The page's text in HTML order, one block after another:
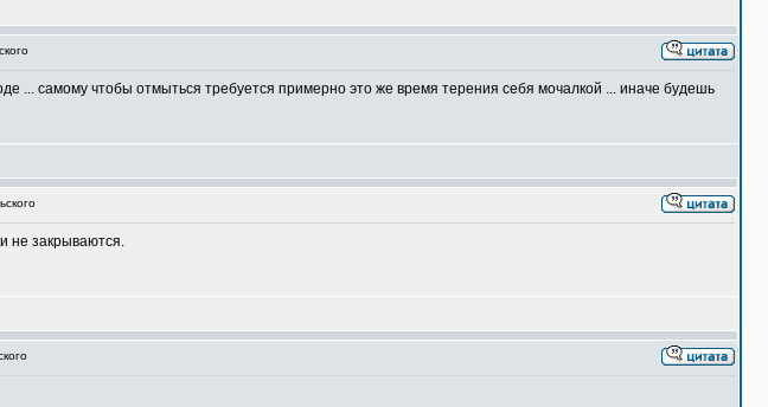
... самому чтобы отмыться требуется примерно это же время терения себя мочалкой ... иначе будешь
не закрываются.